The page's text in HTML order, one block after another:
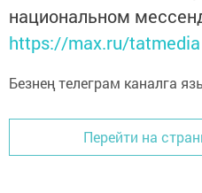
национальном
https://max.ru/tatmedia
Безнең телеграм каналга
Перейти на